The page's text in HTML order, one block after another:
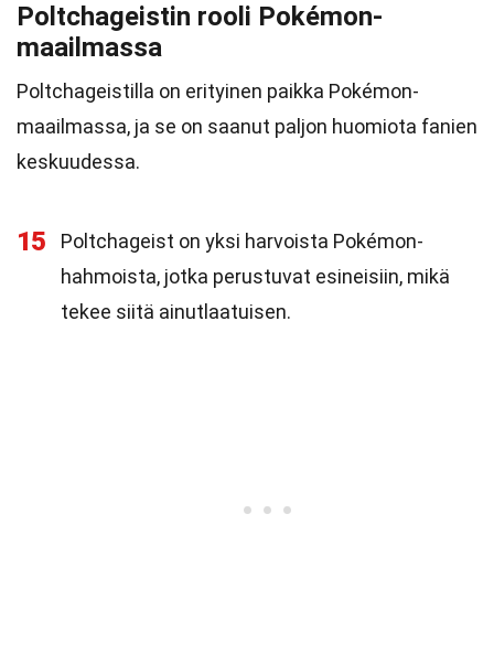
Poltchageistin rooli Pokémon-
maailmassa
Poltchageistilla on erityinen paikka Pokémon-
maailmassa, ja se on saanut paljon huomiota fanien
keskuudessa.
15
Poltchageist on yksi harvoista Pokémon-
hahmoista, jotka perustuvat esineisiin, mikä
tekee siitä ainutlaatuisen.